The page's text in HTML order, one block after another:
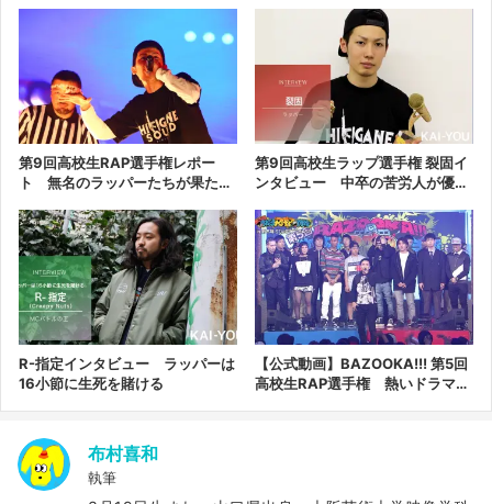
集。 また「BAZOOKA!!! 第9回高校生RAP選
手権」も取材！
第9回高校生RAP選手権レポー
ト 無名のラッパーたちが果たし
第9回高校生ラップ選手権 裂固イ
ンタビュー 中卒の苦労人が優勝
R-指定インタビュー ラッパーは
16小節に生死を賭ける
【公式動画】BAZOOKA!!! 第5回
高校生RAP選手権 熱いドラマを
布村喜和
執筆